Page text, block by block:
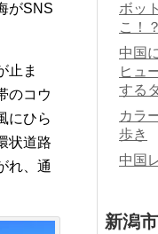
がSNS
止ま
のコウ
にひら
状道路
れ、通
ボッ
こ！？
中国
ヒュ
する
カラ
歩き
中国
新潟